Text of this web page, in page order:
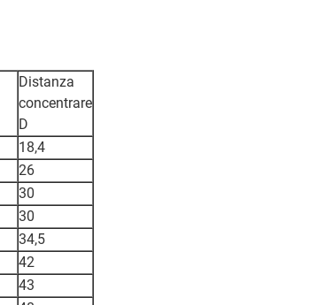
Distanza
concentrare
D
18,4
26
30
30
34,5
42
43